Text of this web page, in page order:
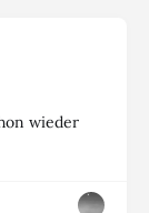
wieder